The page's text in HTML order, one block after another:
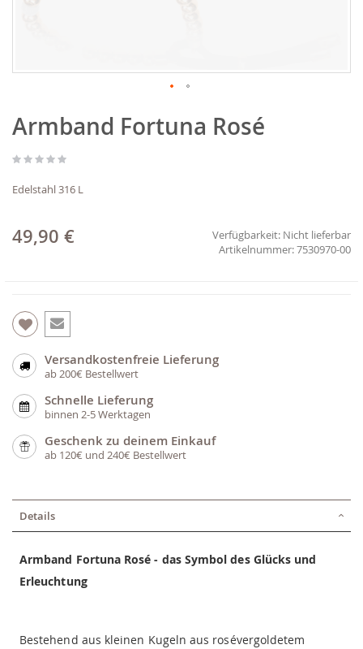
Anfang
der
springen
Armband Fortuna Rosé
Edelstahl 316 L
49,90 € Verfügbarkeit: Nicht lieferbar
7530970-00
Versandkostenfreie Lieferung
ab 200€ Bestellwert
Schnelle Lieferung
binnen 2-5 Werktagen
Geschenk zu deinem Einkauf
ab 120€ und 240€ Bestellwert
Details
Armband Fortuna Rosé - das Symbol des Glücks und
Erleuchtung
Bestehend aus kleinen Kugeln aus rosévergoldetem